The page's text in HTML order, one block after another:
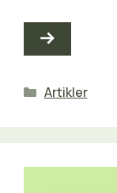
Kategorier
Artikler